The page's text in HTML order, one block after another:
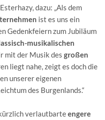
dazu: „Als dem
ist es uns ein
Gedenkfeiern zum Jubiläum
musikalischen
mit der Musik des großen
liegt nahe, zeigt es doch die
unserer eigenen
des Burgenlands.“
verlautbarteengere